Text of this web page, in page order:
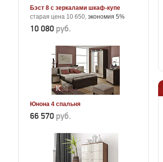
Бэст 8 с зеркалами шкаф-купе
старая цена 10 650, экономия 5%
10 080 руб.
Юнона 4 спальня
66 570 руб.